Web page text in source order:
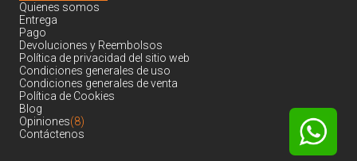
Quienes somos
Entrega
Pago
Devoluciones y Reembolsos
Política de privacidad del sitio web
Condiciones generales de uso
Condiciones generales de venta
Política de Cookies
Blog
Opiniones(8)
Contáctenos